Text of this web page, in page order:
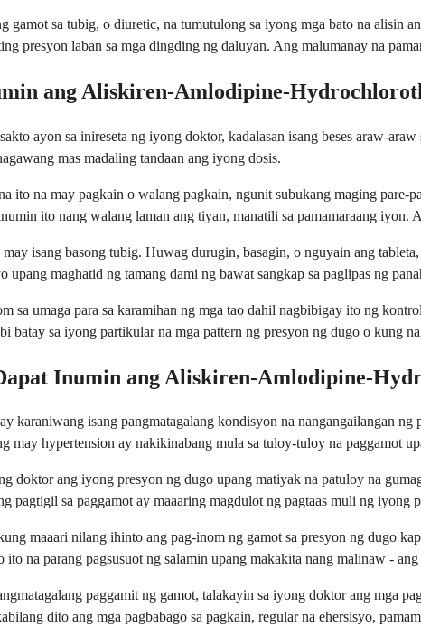
gamot sa tubig, o diuretic, na tumutulong sa iyong mga bato na alisin
presyon laban sa mga dingding ng daluyan. Ang malumanay na
ang Aliskiren-Amlodipine-
ayon sa inireseta ng iyong doktor, kadalasan isang beses araw-
mas madaling tandaan ang iyong dosis.
ito na may pagkain o walang pagkain, ngunit subukang maging
ito nang walang laman ang tiyan, manatili sa pamamaraang
isang basong tubig. Huwag durugin, basagin, o nguyain ang
upang maghatid ng tamang dami ng bawat sangkap sa paglipas ng
sa umaga para sa karamihan ng mga tao dahil nagbibigay ito ng
batay sa iyong partikular na mga pattern ng presyon ng dugo o kung
Inumin ang Aliskiren-Amlodipine-
karaniwang isang pangmatagalang kondisyon na nangangailangan
may hypertension ay nakikinabang mula sa tuloy-tuloy na paggamot
doktor ang iyong presyon ng dugo upang matiyak na patuloy na
pagtigil sa paggamot ay maaaring magdulot ng pagtaas muli ng
maaari nilang ihinto ang pag-inom ng gamot sa presyon ng dugo
na parang pagsusuot ng salamin upang makakita nang malinaw -
paggamit ng gamot, talakayin sa iyong doktor ang mga
dito ang mga pagbabago sa pagkain, regular na ehersisyo,